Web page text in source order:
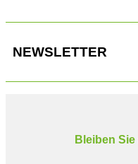
NEWSLETTER
Bleiben